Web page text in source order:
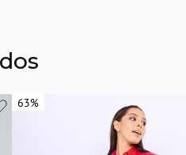
63%
63%